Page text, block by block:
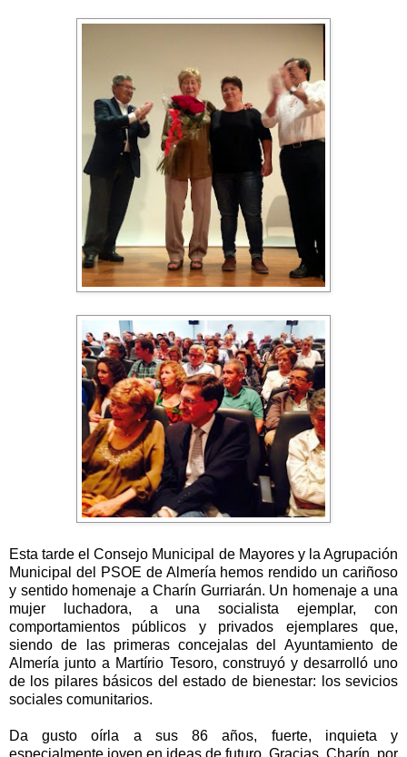
Esta tarde el Consejo Municipal de Mayores y la Agrupación
Municipal del PSOE de Almería hemos rendido un cariñoso
y sentido homenaje a Charín Gurriarán. Un homenaje a una
mujer luchadora, a una socialista ejemplar, con
comportamientos públicos y privados ejemplares que,
siendo de las primeras concejalas del Ayuntamiento de
Almería junto a Martírio Tesoro, construyó y desarrolló uno
de los pilares básicos del estado de bienestar: los sevicios
sociales comunitarios.
Da gusto oírla a sus 86 años, fuerte, inquieta y